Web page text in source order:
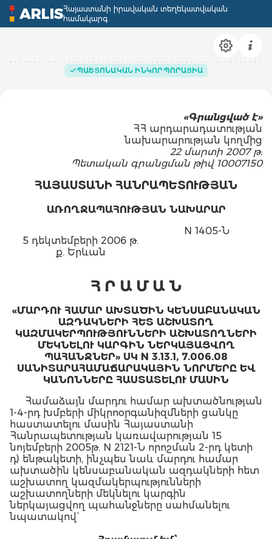
ARLISՀայաստանի իրավական տեղեկատվական
համակարգ
ՊԱՇՏՈՆԱԿԱՆ ԻՆԿՈՐՊՈՐԱՑԻԱ
«Գրանցված է»
ՀՀ արդարադատության
նախարարության կողմից
22 մարտի 2007 թ.
Պետական գրանցման թիվ 10007150
ՀԱՅԱՍՏԱՆԻ ՀԱՆՐԱՊԵՏՈՒԹՅԱՆ
ԱՌՈՂՋԱՊԱՀՈՒԹՅԱՆ ՆԱԽԱՐԱՐ
5 դեկտեմբերի 2006 թ.
ք. Երևան
N 1405-Ն
Հ Ր Ա Մ Ա Ն
«ՄԱՐԴՈՒ ՀԱՄԱՐ ԱԽՏԱԾԻՆ ԿԵՆՍԱԲԱՆԱԿԱՆ
ԱԶԴԱԿՆԵՐԻ ՀԵՏ ԱՇԽԱՏՈՂ
ԿԱԶՄԱԿԵՐՊՈՒԹՅՈՒՆՆԵՐԻ ԱՇԽԱՏՈՂՆԵՐԻ
ՄԵԿՆԵԼՈՒ ԿԱՐԳԻՆ ՆԵՐԿԱՅԱՑՎՈՂ
ՊԱՀԱՆՋՆԵՐ» ՍԿ N 3.13.1, 7.006.08
ՍԱՆԻՏԱՐԱՀԱՄԱՃԱՐԱԿԱՅԻՆ ՆՈՐՄԵՐԸ ԵՎ
ԿԱՆՈՆՆԵՐԸ ՀԱՍՏԱՏԵԼՈՒ ՄԱՍԻՆ
Համաձայն մարդու համար ախտածնության
1-4-րդ խմբերի միկրոօրգանիզմների ցանկը
հաստատելու մասին Հայաստանի
Հանրապետության կառավարության 15
նոյեմբերի 2005թ. N 2121-Ն որոշման 2-րդ կետի
դ) ենթակետի, ինչպես նաև մարդու համար
ախտածին կենսաբանական ազդակների հետ
աշխատող կազմակերպությունների
աշխատողների մեկնելու կարգին
ներկայացվող պահանջները սահմանելու
նպատակով`
Հրամայում եմ՝